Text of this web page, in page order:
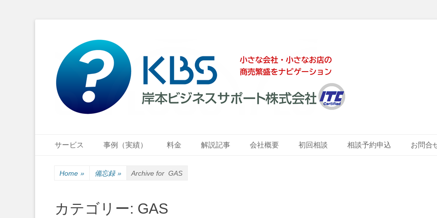
岸本ビジネスサポート株式会社
小さな会社・小さなお店のIT経営をナビゲーション
Primary Menu
サービス 事例（実績） 料金 解説記事 会社概要 初回相談 相談予約申込 お問合
Home » 備忘録 » Archive for GAS
カテゴリー: GAS